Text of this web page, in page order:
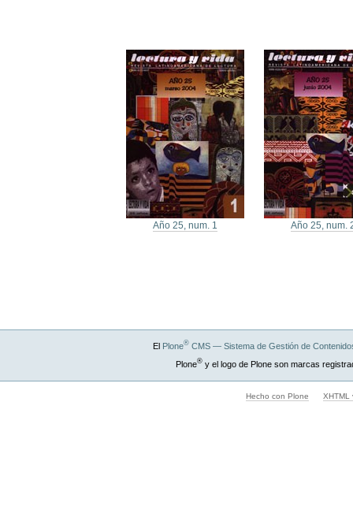
Año 25, num. 1 Año 25, num.
El Plone®CMS — Sistema de Gestión de
Plone®y el logo de Plone son marcas
Hecho con Plone XHTML